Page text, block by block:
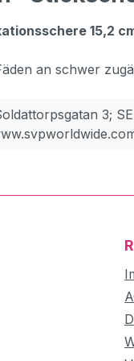
15,2
an schwer
3;